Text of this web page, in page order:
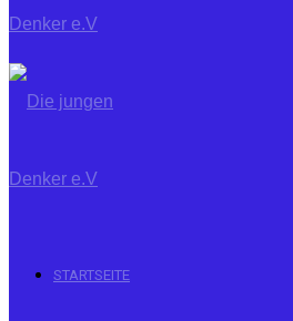
STARTSEITE